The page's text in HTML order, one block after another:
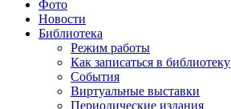
Фото
Новости
Библиотека
Режим работы
Как записаться в библиотеку
События
Виртуальные выставки
Периодические издания